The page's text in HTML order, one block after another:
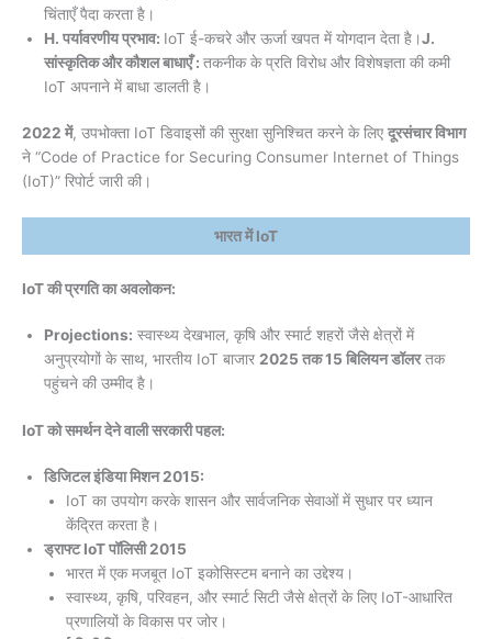
चिंताएँ पैदा करता है।
H. पर्यावरणीय प्रभाव: IoT ई-कचरे और ऊर्जा खपत में योगदान देता है।J.
सांस्कृतिक और कौशल बाधाएँ : तकनीक के प्रति विरोध और विशेषज्ञता की कमी
IoT अपनाने में बाधा डालती है।
2022 में, उपभोक्ता IoT डिवाइसों की सुरक्षा सुनिश्चित करने के लिए दूरसंचार विभाग
ने “Code of Practice for Securing Consumer Internet of Things
(IoT)” रिपोर्ट जारी की।
भारत में IoT
IoT की प्रगति का अवलोकन:
Projections: स्वास्थ्य देखभाल, कृषि और स्मार्ट शहरों जैसे क्षेत्रों में
अनुप्रयोगों के साथ, भारतीय IoT बाजार 2025 तक 15 बिलियन डॉलरतक
पहुंचने की उम्मीद है।
IoT को समर्थन देने वाली सरकारी पहल:
डिजिटल इंडिया मिशन 2015:
IoT का उपयोग करके शासन और सार्वजनिक सेवाओं में सुधार पर ध्यान
केंद्रित करता है।
ड्राफ्ट IoT पॉलिसी 2015
भारत में एक मजबूत IoT इकोसिस्टम बनाने का उद्देश्य।
स्वास्थ्य, कृषि, परिवहन, और स्मार्ट सिटी जैसे क्षेत्रों के लिए IoT-आधारित
प्रणालियों के विकास पर जोर।